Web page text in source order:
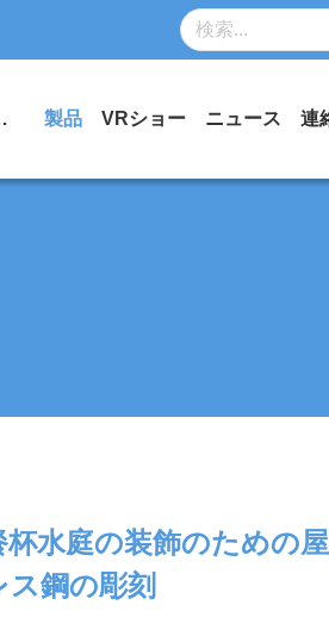
い て 製品 VRショー ニュース 連
杯水庭の装飾のための
ス鋼の彫刻